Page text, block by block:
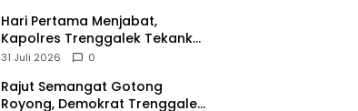
Hari Pertama Menjabat,
Kapolres Trenggalek Tekankan
Anggota Disiplin Hindari
31 Juli 2026 0
​Rajut Semangat Gotong
Royong, Demokrat Trenggalek